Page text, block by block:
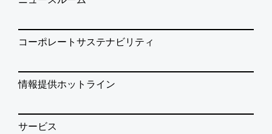
コーポレートサステナビリティ
情報提供ホットライン
サービス